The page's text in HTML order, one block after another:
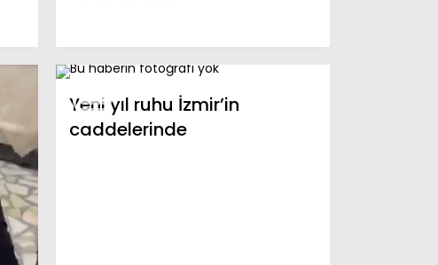
Yeni yıl ruhu İzmir’in
caddelerinde